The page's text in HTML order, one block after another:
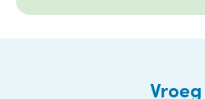
Vroeg